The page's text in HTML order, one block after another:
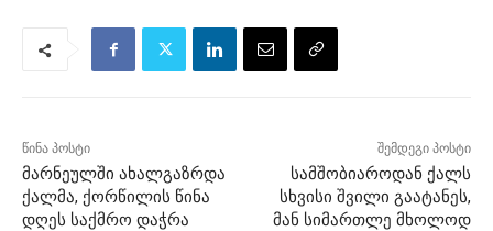
წინა პოსტი
მარნეულში ახალგაზრდა
ქალმა, ქორწილის წინა
დღეს საქმრო დაჭრა
შემდეგი პოსტი
სამშობიაროდან ქალს
სხვისი შვილი გაატანეს,
მან სიმართლე მხოლოდ